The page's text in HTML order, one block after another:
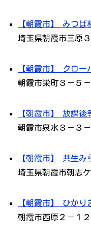
【朝霞市】 みつ
埼玉県朝霞市三原
【朝霞市】 クロー
朝霞市栄町３－５
【朝霞市】 放課後
朝霞市泉水３－３－
【朝霞市】 共生み
埼玉県朝霞市朝志
【朝霞市】 ひかり
朝霞市西原２－１